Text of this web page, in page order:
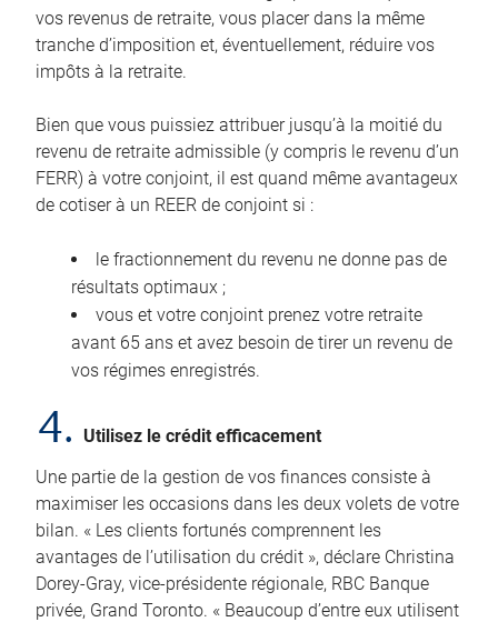
vos revenus de retraite, vous placer dans la même
tranche d’imposition et, éventuellement, réduire vos
impôts à la retraite.
Bien que vous puissiez attribuer jusqu’à la moitié du
revenu de retraite admissible (y compris le revenu d’un
FERR) à votre conjoint, il est quand même avantageux
de cotiser à un REER de conjoint si :
le fractionnement du revenu ne donne pas de
résultats optimaux ;
vous et votre conjoint prenez votre retraite
avant 65 ans et avez besoin de tirer un revenu de
vos régimes enregistrés.
4.
Utilisez le crédit efficacement
Une partie de la gestion de vos finances consiste à
maximiser les occasions dans les deux volets de votre
bilan. « Les clients fortunés comprennent les
avantages de l’utilisation du crédit », déclare Christina
Dorey-Gray, vice-présidente régionale, RBC Banque
privée, Grand Toronto. « Beaucoup d’entre eux utilisent